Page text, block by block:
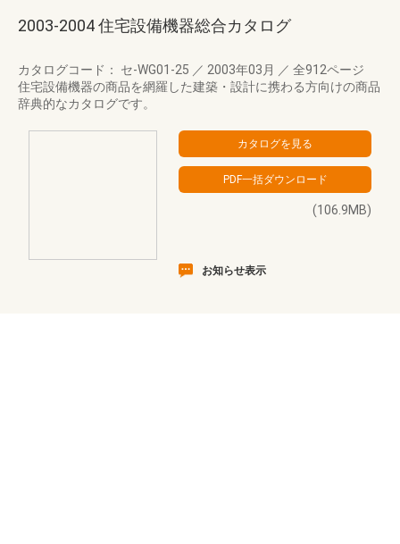
2003-2004 住宅設備機器総合カタログ
カタログコード： セ-WG01-25 ／ 2003年03月 ／ 全912ページ
住宅設備機器の商品を網羅した建築・設計に携わる方向けの商品
辞典的なカタログです。
(106.9MB)
お知らせ表示